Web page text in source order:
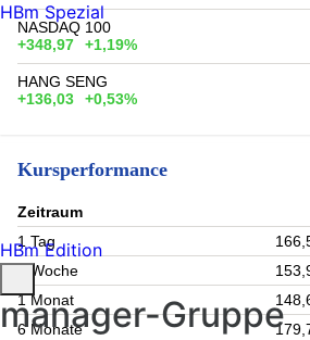
NASDAQ 100
+348,97
+1,19%
HANG SENG
+136,03
+0,53%
Kursperformance
Zeitraum
1 Tag
1 Woche
1 Monat
6 Monate
HBm Spezial
HBm Edition
manager-Gruppe